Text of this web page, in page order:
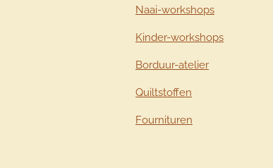
Naai-workshops
Kinder-workshops
Borduur-atelier
Quiltstoffen
Fournituren